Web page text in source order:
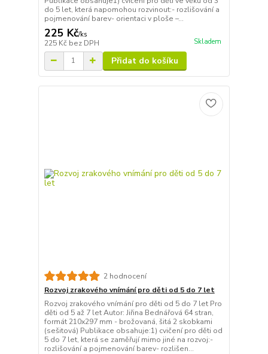
do 5 let, která napomohou rozvinout:- rozlišování a
pojmenování barev- orientaci v ploše –...
225 Kč/ks
225 Kč bez DPH Skladem
Přidat do košíku
2 hodnocení
Rozvoj zrakového vnímání pro děti od 5 do 7 let
Rozvoj zrakového vnímání pro děti od 5 do 7 let Pro
děti od 5 až 7 let Autor: Jiřina Bednářová 64 stran,
formát 210x297 mm - brožovaná, šitá 2 skobkami
(sešitová) Publikace obsahuje:1) cvičení pro děti od
5 do 7 let, která se zaměřují mimo jiné na rozvoj:-
rozlišování a pojmenování barev- rozlišen...